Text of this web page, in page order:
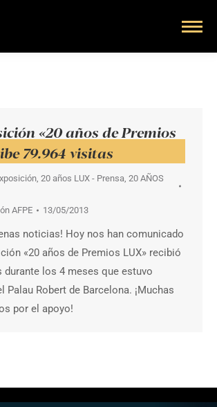
«20 años de Premios
79.964 visitas
, 20 años LUX - Prensa, 20 AÑOS
AFPE 13/05/2013
noticias! Hoy nos han comunicado
«20 años de Premios LUX» recibió
durante los 4 meses que estuvo
Palau Robert de Barcelona. ¡Muchas
por el apoyo!